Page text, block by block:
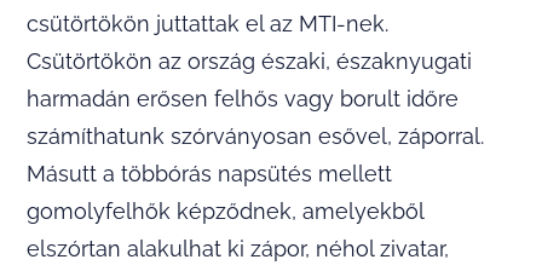
csütörtökön juttattak el az MTI-nek.
Csütörtökön az ország északi, északnyugati
harmadán erősen felhős vagy borult időre
számíthatunk szórványosan esővel, záporral.
Másutt a többórás napsütés mellett
gomolyfelhők képződnek, amelyekből
elszórtan alakulhat ki zápor, néhol zivatar,